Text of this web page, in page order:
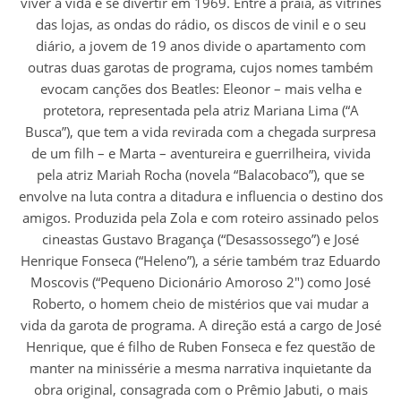
das lojas, as ondas do rádio, os discos de vinil e o seu
diário, a jovem de 19 anos divide o apartamento com
outras duas garotas de programa, cujos nomes também
evocam canções dos Beatles: Eleonor – mais velha e
protetora, representada pela atriz Mariana Lima (“A
Busca”), que tem a vida revirada com a chegada surpresa
de um filh – e Marta – aventureira e guerrilheira, vivida
pela atriz Mariah Rocha (novela “Balacobaco”), que se
envolve na luta contra a ditadura e influencia o destino dos
amigos. Produzida pela Zola e com roteiro assinado pelos
cineastas Gustavo Bragança (“Desassossego”) e José
Henrique Fonseca (“Heleno”), a série também traz Eduardo
Moscovis (“Pequeno Dicionário Amoroso 2″) como José
Roberto, o homem cheio de mistérios que vai mudar a
vida da garota de programa. A direção está a cargo de José
Henrique, que é filho de Ruben Fonseca e fez questão de
manter na minissérie a mesma narrativa inquietante da
obra original, consagrada com o Prêmio Jabuti, o mais